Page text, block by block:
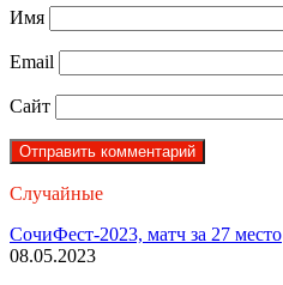
Имя
Email
Сайт
Случайные
СочиФест-2023, матч за 27 место
08.05.2023